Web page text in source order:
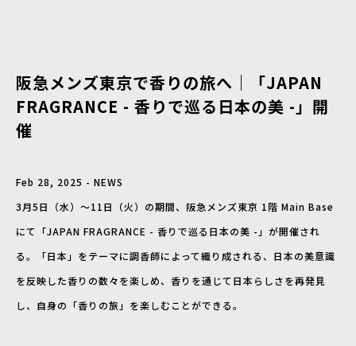
阪急メンズ東京で香りの旅へ｜「JAPAN
FRAGRANCE - 香りで巡る日本の美 -」開
催
Feb 28, 2025 - NEWS
3月5日（水）～11日（火）の期間、阪急メンズ東京 1階 Main Base
にて「JAPAN FRAGRANCE - 香りで巡る日本の美 -」が開催され
る。「日本」をテーマに調香師によって織り成される、日本の美意識
を反映した香りの数々を楽しめ、香りを通じて日本らしさを再発見
し、自身の「香りの旅」を楽しむことができる。